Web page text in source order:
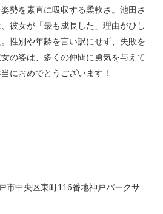
勢を素直に吸収する柔軟さ。池田さ
彼女が「最も成長した」理由がひし
性別や年齢を言い訳にせず、失敗を
の姿は、多くの仲間に勇気を与えて
におめでとうございます！
市中央区東町116番地神戸パークサ